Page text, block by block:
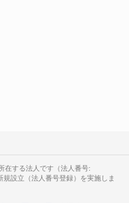
在する法人です（法人番号:
設立（法人番号登録）を実施しま